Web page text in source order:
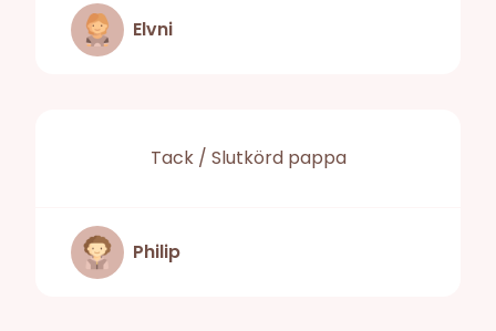
Elvni
Tack / Slutkörd pappa
Philip